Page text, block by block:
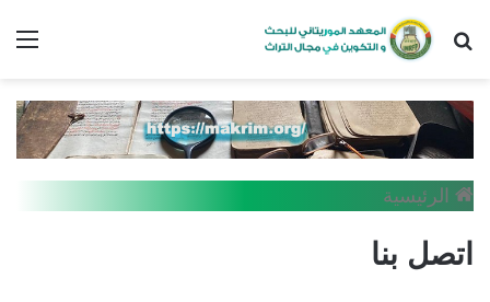
بحث
الرئيسية
اتصل بنا